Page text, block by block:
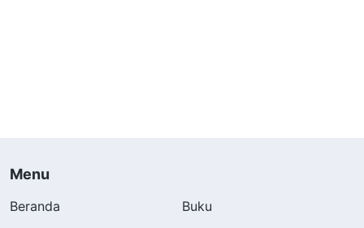
Menu
Beranda
Buku